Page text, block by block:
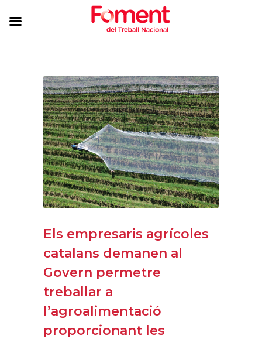
Els empresaris agrícoles
catalans demanen al
Govern permetre
treballar a
l’agroalimentació
proporcionant les